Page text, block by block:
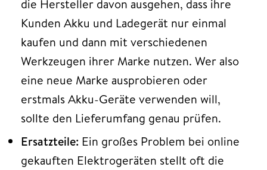
die Hersteller davon ausgehen, dass ihre
Kunden Akku und Ladegerät nur einmal
kaufen und dann mit verschiedenen
Werkzeugen ihrer Marke nutzen. Wer also
eine neue Marke ausprobieren oder
erstmals Akku-Geräte verwenden will,
sollte den Lieferumfang genau prüfen.
Ersatzteile: Ein großes Problem bei online
gekauften Elektrogeräten stellt oft die